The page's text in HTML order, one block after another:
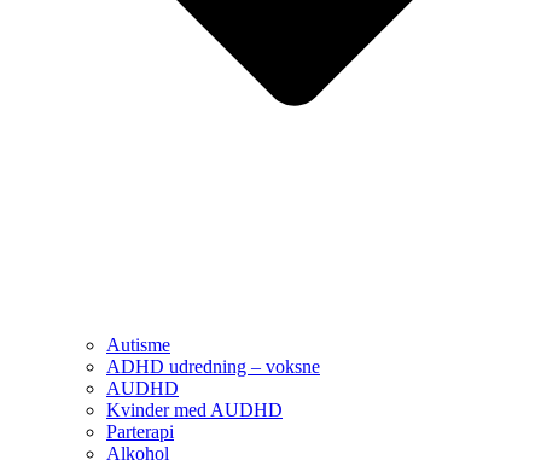
Autisme
ADHD udredning – voksne
AUDHD
Kvinder med AUDHD
Parterapi
Alkohol